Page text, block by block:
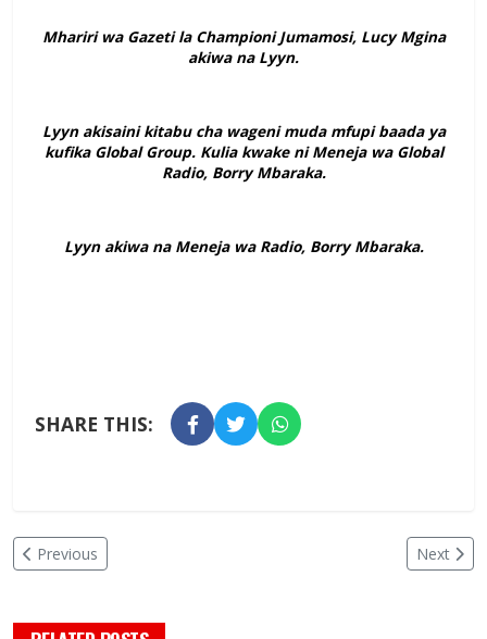
Mhariri wa Gazeti la Championi Jumamosi, Lucy Mgina
akiwa na Lyyn.
Lyyn akisaini kitabu cha wageni muda mfupi baada ya
kufika Global Group. Kulia kwake ni Meneja wa Global
Radio, Borry Mbaraka.
Lyyn akiwa na Meneja wa Radio, Borry Mbaraka.
SHARE THIS:
Previous Next